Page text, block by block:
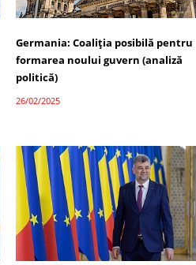
Germania: Coaliția posibilă pentru
formarea noului guvern (analiză
politică)
26/02/2025